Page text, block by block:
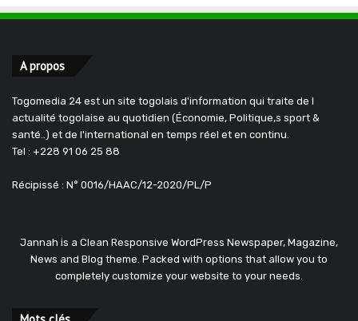
A propos
Togomedia 24 est un site togolais d'information qui traite de l
actualité togolaise au quotidien (Économie, Politique,s sport &
santé..) et de l'international en temps réel et en continu.
Tel : +228 91 06 25 88
Récipissé : N° 0016/HAAC/12-2020/PL/P
Jannah is a Clean Responsive WordPress Newspaper, Magazine,
News and Blog theme. Packed with options that allow you to
completely customize your website to your needs.